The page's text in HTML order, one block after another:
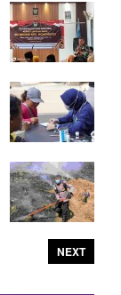
NEXT